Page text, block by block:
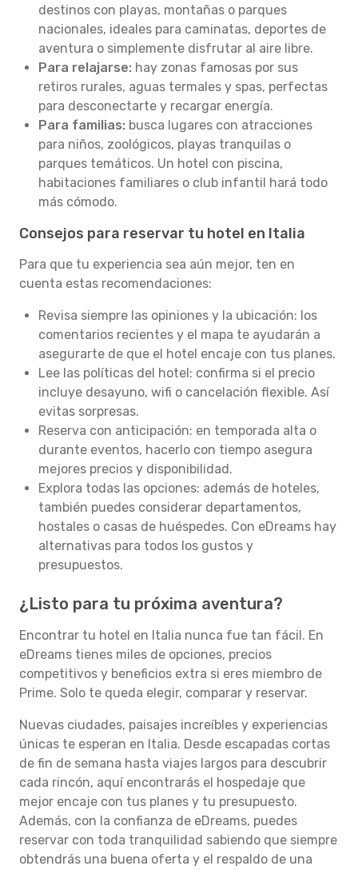
destinos con playas, montañas o parques
nacionales, ideales para caminatas, deportes de
aventura o simplemente disfrutar al aire libre.
Para relajarse: hay zonas famosas por sus
retiros rurales, aguas termales y spas, perfectas
para desconectarte y recargar energía.
Para familias: busca lugares con atracciones
para niños, zoológicos, playas tranquilas o
parques temáticos. Un hotel con piscina,
habitaciones familiares o club infantil hará todo
más cómodo.
Consejos para reservar tu hotel en Italia
Para que tu experiencia sea aún mejor, ten en
cuenta estas recomendaciones:
Revisa siempre las opiniones y la ubicación: los
comentarios recientes y el mapa te ayudarán a
asegurarte de que el hotel encaje con tus planes.
Lee las políticas del hotel: confirma si el precio
incluye desayuno, wifi o cancelación flexible. Así
evitas sorpresas.
Reserva con anticipación: en temporada alta o
durante eventos, hacerlo con tiempo asegura
mejores precios y disponibilidad.
Explora todas las opciones: además de hoteles,
también puedes considerar departamentos,
hostales o casas de huéspedes. Con eDreams hay
alternativas para todos los gustos y
presupuestos.
¿Listo para tu próxima aventura?
Encontrar tu hotel en Italia nunca fue tan fácil. En
eDreams tienes miles de opciones, precios
competitivos y beneficios extra si eres miembro de
Prime. Solo te queda elegir, comparar y reservar.
Nuevas ciudades, paisajes increíbles y experiencias
únicas te esperan en Italia. Desde escapadas cortas
de fin de semana hasta viajes largos para descubrir
cada rincón, aquí encontrarás el hospedaje que
mejor encaje con tus planes y tu presupuesto.
Además, con la confianza de eDreams, puedes
reservar con toda tranquilidad sabiendo que siempre
obtendrás una buena oferta y el respaldo de una